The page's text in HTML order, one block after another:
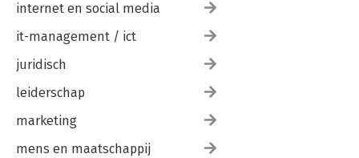
internet en social media
it-management / ict
juridisch
leiderschap
marketing
mens en maatschappij